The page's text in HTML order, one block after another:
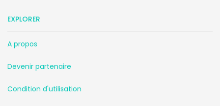
EXPLORER
A propos
Devenir partenaire
Condition d'utilisation